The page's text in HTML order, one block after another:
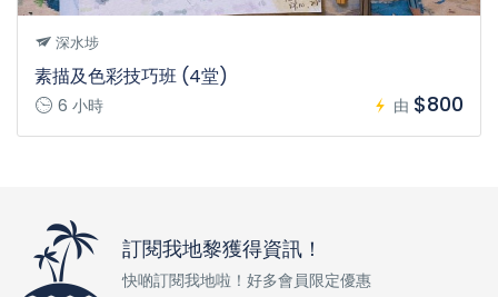
深水埗
素描及色彩技巧班 (4堂)
6 小時 由 $800
訂閱我地黎獲得資訊！
快啲訂閱我地啦！好多會員限定優惠